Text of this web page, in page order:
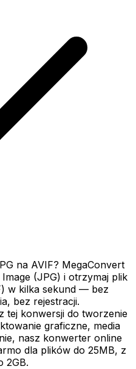
na AVIF? MegaConvert
(JPG) i otrzymaj plik
w kilka sekund — bez
bez rejestracji.
tej konwersji do tworzenie
graficzne, media
nasz konwerter online
dla plików do 25MB, z
2GB.